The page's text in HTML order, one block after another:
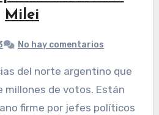
Milei
No hay comentarios
millones de votos. Están
firme por jefes políticos